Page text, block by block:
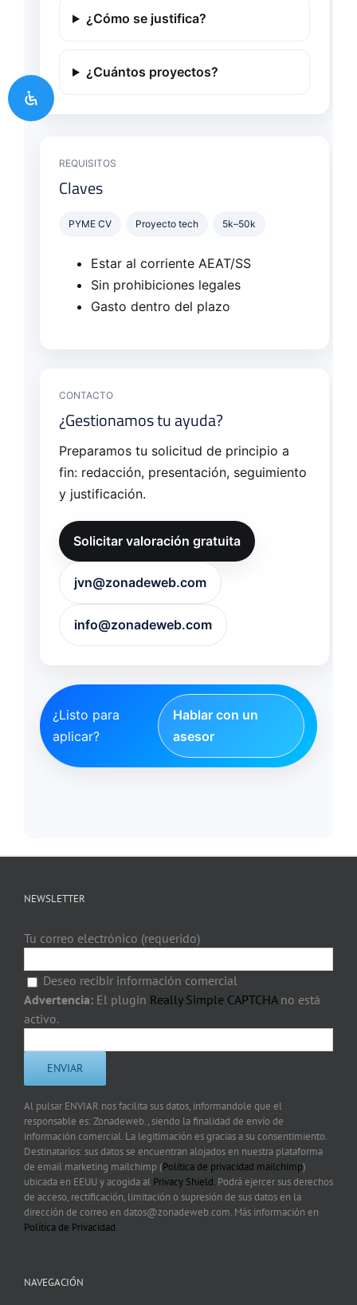
¿Cómo se justifica?
¿Cuántos proyectos?
REQUISITOS
Claves
PYME CV Proyecto tech 5k–50k
Estar al corriente AEAT/SS
Sin prohibiciones legales
Gasto dentro del plazo
CONTACTO
¿Gestionamos tu ayuda?
Preparamos tu solicitud de principio a
fin: redacción, presentación, seguimiento
y justificación.
Solicitar valoración gratuita
jvn@zonadeweb.com
info@zonadeweb.com
¿Listo para
aplicar?
Hablar con un
asesor
NEWSLETTER
Tu correo electrónico (requerido)
Deseo recibir información comercial
Advertencia: El plugin Really Simple CAPTCHAno está
activo.
Al pulsar ENVIAR nos facilita sus datos, informandole que el
responsable es: Zonadeweb., siendo la finalidad de envío de
información comercial. La legitimación es gracias a su consentimiento.
Destinatarios: sus datos se encuentran alojados en nuestra plataforma
de email marketing mailchimp (Política de privacidad mailchimp)
ubicada en EEUU y acogida al Privacy Shield. Podrá ejercer sus derechos
de acceso, rectificación, limitación o supresión de sus datos en la
dirección de correo en datos@zonadeweb.com. Más información en
Política de Privacidad.
NAVEGACIÓN